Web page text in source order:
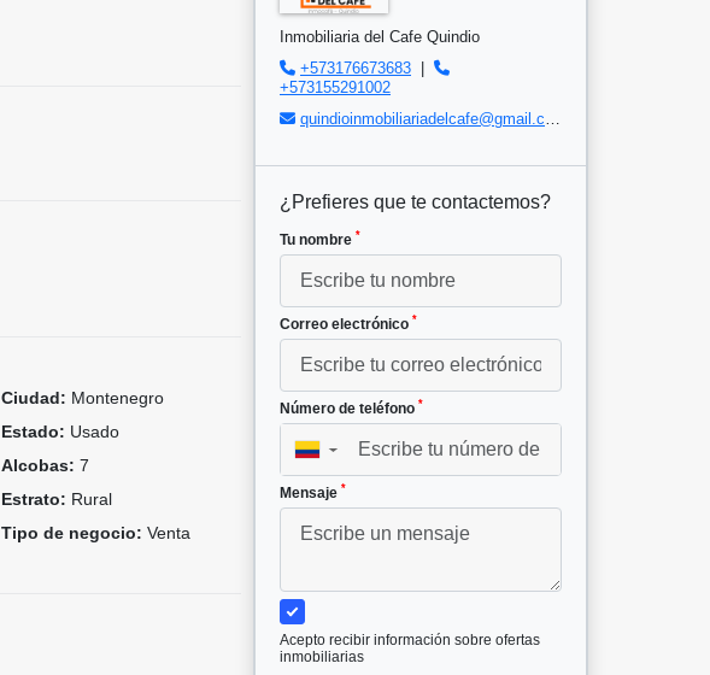
Ciudad: Montenegro
Estado: Usado
Alcobas: 7
Estrato: Rural
Tipo de negocio: Venta
Inmobiliaria del Cafe Quindio
+573176673683 |
+573155291002
quindioinmobiliariadelcafe@gmail.com
¿Prefieres que te contactemos?
Tu nombre *
Correo electrónico *
Número de teléfono *
▼
Mensaje *
Acepto recibir información sobre ofertas
inmobiliarias